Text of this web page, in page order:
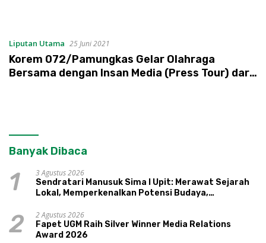
Liputan Utama 25 Juni 2021
Korem 072/Pamungkas Gelar Olahraga
Bersama dengan Insan Media (Press Tour) dari
Banyak Dibaca
1
3 Agustus 2026
Sendratari Manusuk Sima I Upit: Merawat Sejarah
Lokal, Memperkenalkan Potensi Budaya,
2
2 Agustus 2026
Fapet UGM Raih Silver Winner Media Relations
Award 2026